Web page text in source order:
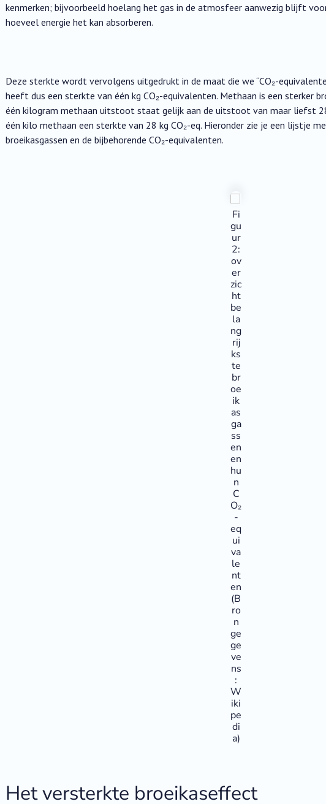
kenmerken; bijvoorbeeld hoelang het gas in de atmosfeer aanwezig blijft
hoeveel energie het kan absorberen.
Deze sterkte wordt vervolgens uitgedrukt in de maat die we “CO₂-
heeft dus een sterkte van één kg CO₂-equivalenten. Methaan is een sterker
één kilogram methaan uitstoot staat gelijk aan de uitstoot van maar liefst
één kilo methaan een sterkte van 28 kg CO₂-eq. Hieronder zie je een lijstje
broeikasgassen en de bijbehorende CO₂-equivalenten.
Fi
gu
ur
2:
ov
er
zic
ht
be
la
ng
rij
ks
te
br
oe
ik
as
ga
ss
en
en
hu
n
C
O₂
-
eq
ui
va
le
nt
en
(B
ro
n
ge
ge
ve
ns
:
W
iki
pe
di
a)
Het versterkte broeikaseffect